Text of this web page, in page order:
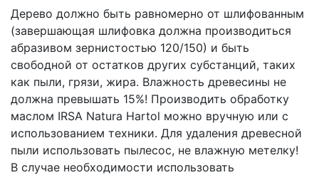
Дерево должно быть равномерно от шлифованным
(завершающая шлифовка должна производиться
абразивом зернистостью 120/150) и быть
свободной от остатков других субстанций, таких
как пыли, грязи, жира. Влажность древесины не
должна превышать 15%! Производить обработку
маслом IRSA Natura Hartol можно вручную или с
использованием техники. Для удаления древесной
пыли использовать пылесос, не влажную метелку!
В случае необходимости использовать